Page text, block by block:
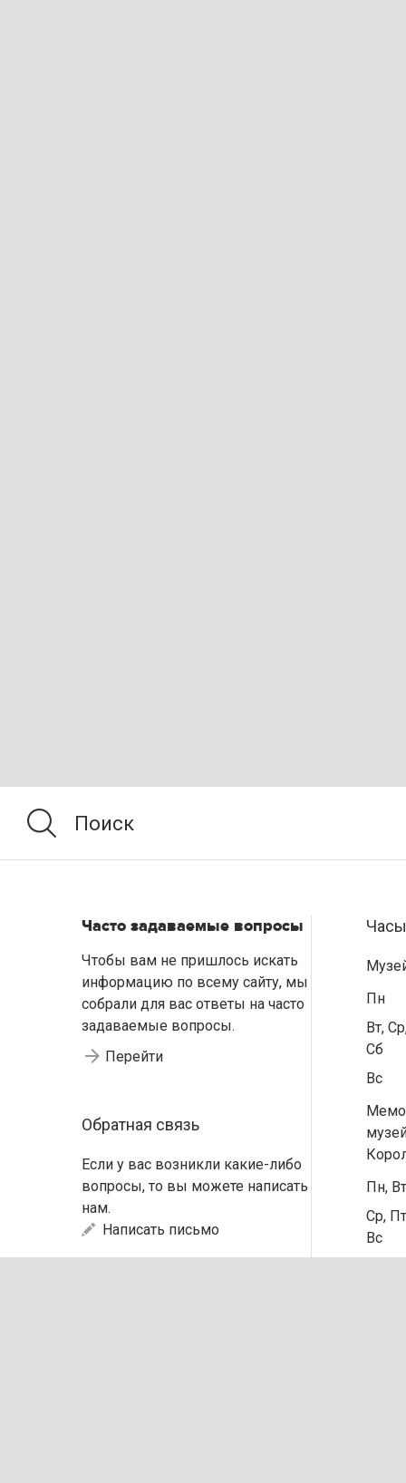
Часто задаваемые вопросы
Чтобы вам не пришлось искать
информацию по всему сайту, мы
собрали для вас ответы на часто
задаваемые вопросы.
Перейти
Обратная связь
Если у вас возникли какие-либо
вопросы, то вы можете написать
нам.
Написать письмо
Пн
Вт,
Сб
Вс
Пн,
Ср,
Вс